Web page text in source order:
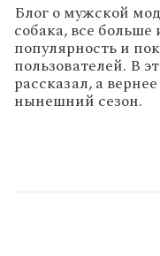
Блог о мужской
собака, все
популярность и
пользователей. В
рассказал, а
нынешний сезон.